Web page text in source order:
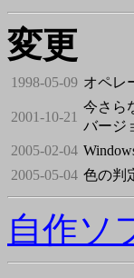
変更
1998-05-09 オペレ
2001-10-21
今さら
バージ
2005-02-04
2005-05-04 色の判
自作ソ